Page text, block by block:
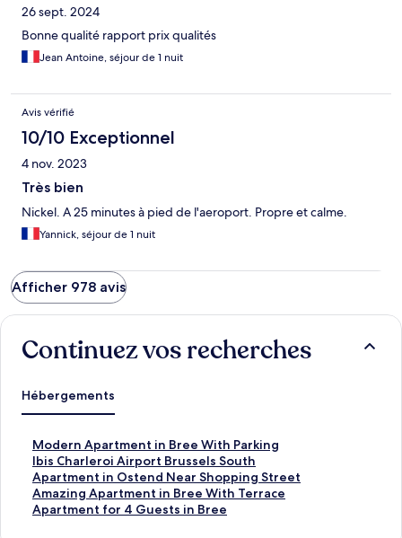
26 sept. 2024
Bonne qualité rapport prix qualités
Jean Antoine, séjour de 1 nuit
Avis vérifié
10/10 Exceptionnel
4 nov. 2023
Très bien
Nickel. A 25 minutes à pied de l'aeroport. Propre et calme.
Yannick, séjour de 1 nuit
Afficher 978 avis
Continuez vos recherches
Hébergements
Modern Apartment in Bree With Parking
L
i
e
n
o
Ibis Charleroi Airport Brussels South
L
i
e
n
Apartment in Ostend Near Shopping Street
L
i
e
Amazing Apartment in Bree With Terrace
L
iApartment for 4 Guests in Bree
L